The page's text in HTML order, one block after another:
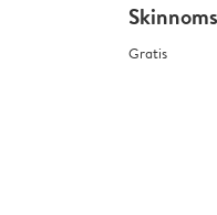
Gratis